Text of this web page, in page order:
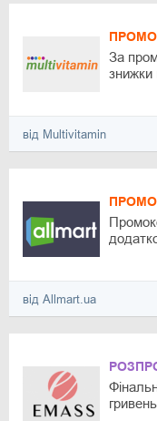
За
знижки
від Multivitamin
від Allmart.ua